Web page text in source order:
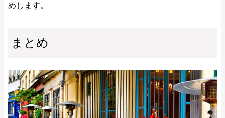
めします。
まとめ